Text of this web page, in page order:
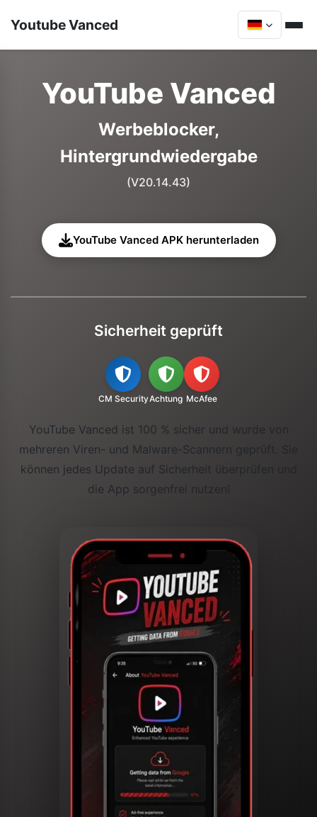
Youtube Vanced
YouTube Vanced
Werbeblocker,
Hintergrundwiedergabe
(V20.14.43)
YouTube Vanced APK herunterladen
Sicherheit geprüft
CM SecurityAchtung McAfee
YouTube Vanced ist 100 % sicher und wurde von
mehreren Viren- und Malware-Scannern geprüft. Sie
können jedes Update auf Sicherheit überprüfen und
die App sorgenfrei nutzen!